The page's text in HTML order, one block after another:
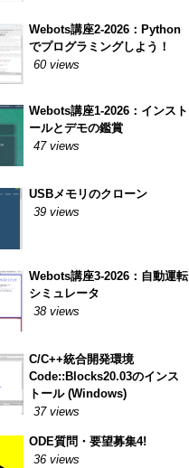
Webots講座2-2026：Python
でプログラミングしよう！
60 views
Webots講座1-2026：インスト
ールとデモの鑑賞
47 views
USBメモリのクローン
39 views
Webots講座3-2026：自動運転
シミュレータ
38 views
C/C++統合開発環境
Code::Blocks20.03のインス
トール (Windows)
37 views
ODE質問・要望募集4!
36 views